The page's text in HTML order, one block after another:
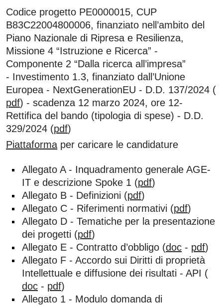
Codice progetto PE0000015, CUP
B83C22004800006, finanziato nell’ambito del
Piano Nazionale di Ripresa e Resilienza,
Missione 4 “Istruzione e Ricerca” -
Componente 2 “Dalla ricerca all’impresa”
- Investimento 1.3, finanziato dall’Unione
Europea - NextGenerationEU - D.D. 137/2024 (
pdf) - scadenza 12 marzo 2024, ore 12-
Rettifica del bando (tipologia di spese) - D.D.
329/2024 (pdf)
Piattaformaper caricare le candidature
Allegato A - Inquadramento generale AGE-
IT e descrizione Spoke 1 (pdf)
Allegato B - Definizioni (pdf)
Allegato C - Riferimenti normativi (pdf)
Allegato D - Tematiche per la presentazione
dei progetti (pdf)
Allegato E - Contratto d’obbligo (doc - pdf)
Allegato F - Accordo sui Diritti di proprietà
Intellettuale e diffusione dei risultati - API (
doc - pdf)
Allegato 1 - Modulo domanda di